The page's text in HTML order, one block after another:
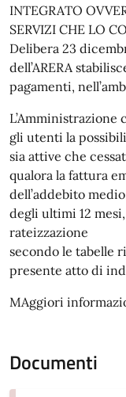
INTEGRATO
SERVIZI CHE LO
Delibera 23
dell’ARERA
pagamenti,
gli utenti la
sia attive che
qualora la fattura
dell’addebito
degli ultimi 12
rateizzazione
secondo le tabelle
presente atto di
MAggiori
Documenti